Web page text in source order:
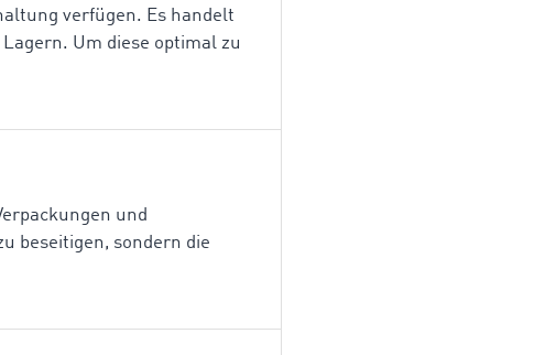
verfügen. Es handelt
Um diese optimal zu
und
beseitigen, sondern die